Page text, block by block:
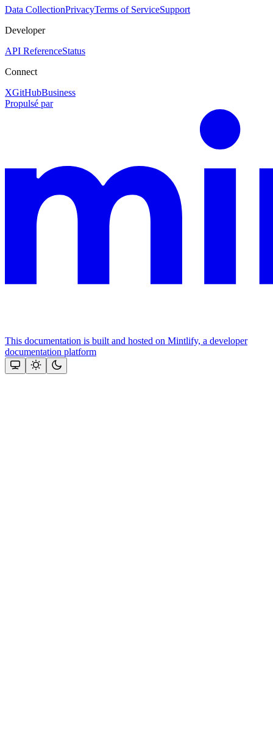
Data CollectionPrivacyTerms of ServiceSupport
Developer
API ReferenceStatus
Connect
XGitHubBusiness
Propulsé par
This documentation is built and hosted on Mintlify, a developer
documentation platform